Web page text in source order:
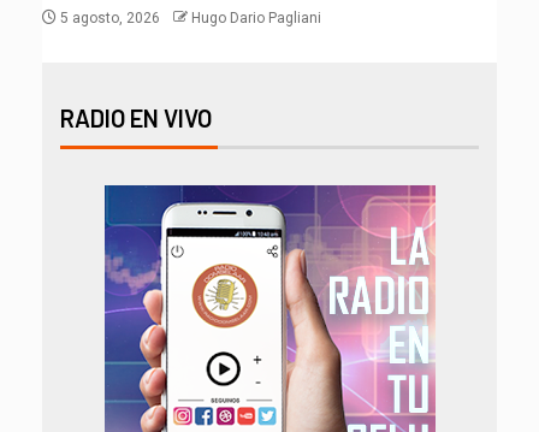
5 agosto, 2026 Hugo Dario Pagliani
RADIO EN VIVO